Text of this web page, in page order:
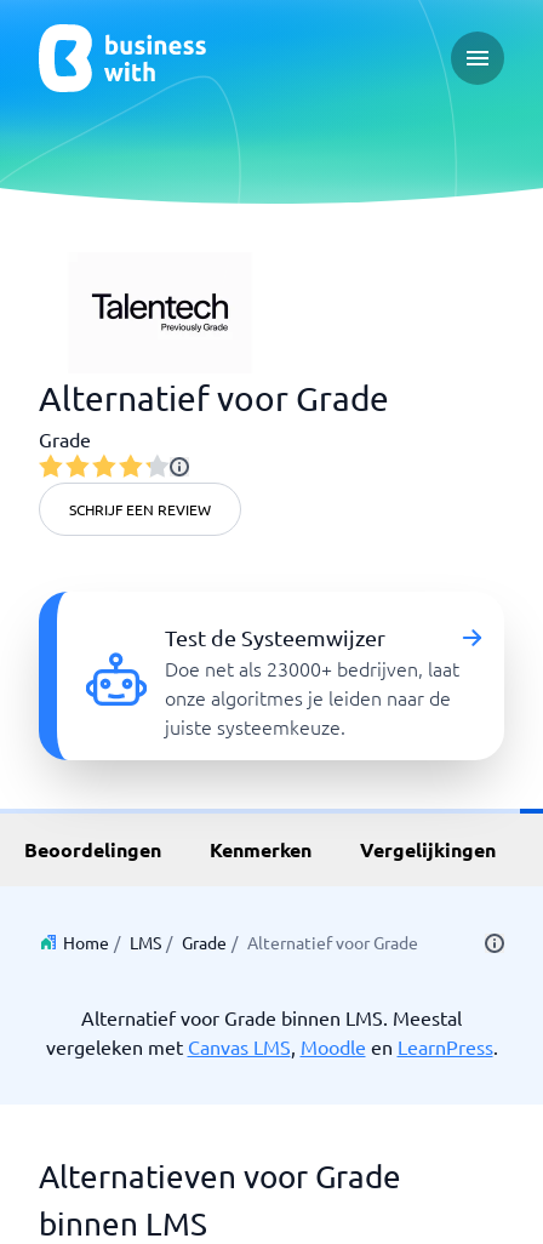
Open
Alternatief voor Grade
Grade
SCHRIJF EEN REVIEW
Test de Systeemwijzer
Doe net als 23000+ bedrijven, laat
onze algoritmes je leiden naar de
juiste systeemkeuze.
Beoordelingen Kenmerken Vergelijkingen
Home / LMS / Grade / Alternatief voor Grade
Alternatief voor Grade binnen LMS. Meestal
vergeleken met Canvas LMS, Moodle en LearnPress.
Alternatieven voor Grade
binnen LMS